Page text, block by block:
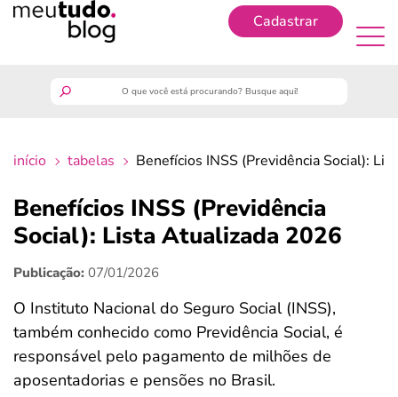
Cadastrar
finanças
benefícios
crédito fácil
últimas notícias
início tabelas Benefícios INSS (Previdência Social):
Benefícios INSS (Previdência
Social): Lista Atualizada 2026
Publicação: 07/01/2026
O Instituto Nacional do Seguro Social (INSS),
também conhecido como Previdência Social, é
responsável pelo pagamento de milhões de
aposentadorias e pensões no Brasil.